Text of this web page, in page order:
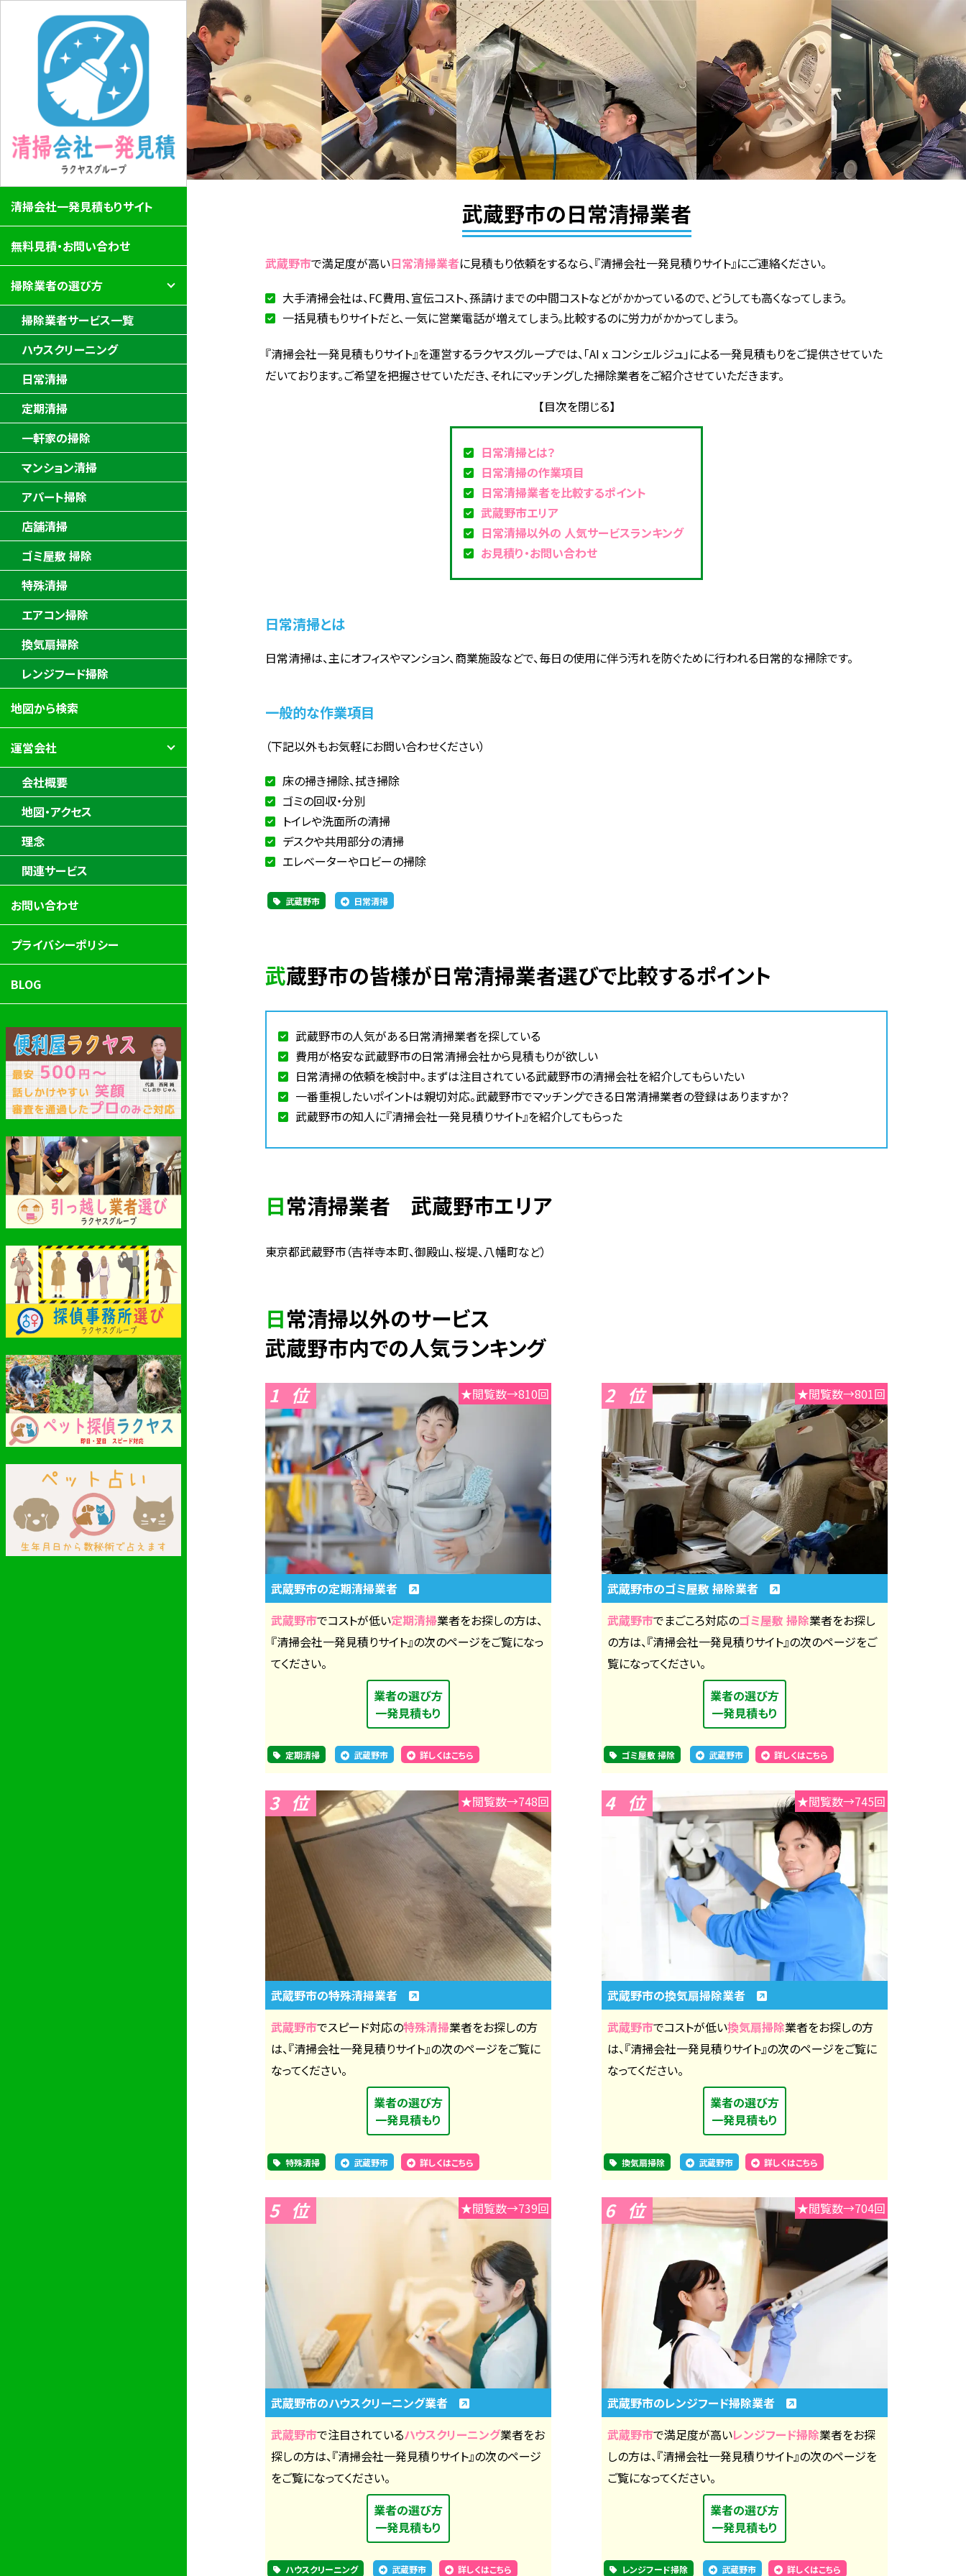
武蔵野市の日常清掃業者
武蔵野市で満足度が高い日常清掃業者に見積もり依頼をするなら、『清掃会社一発見積りサイト』にご連絡ください。
大手清掃会社は、FC費用、宣伝コスト、孫請けまでの中間コストなどがかかっているので、どうしても高くなってしまう。
一括見積もりサイトだと、一気に営業電話が増えてしまう。比較するのに労力がかかってしまう。
『清掃会社一発見積もりサイト』を運営するラクヤスグループでは、「AI x コンシェルジュ」による一発見積もりをご提供させていた
だいております。ご希望を把握させていただき、それにマッチングした掃除業者をご紹介させていただきます。
日常清掃とは？
日常清掃の作業項目
日常清掃業者を比較するポイント
武蔵野市エリア
日常清掃以外の 人気サービスランキング
お見積り・お問い合わせ
日常清掃とは
日常清掃は、主にオフィスやマンション、商業施設などで、毎日の使用に伴う汚れを防ぐために行われる日常的な掃除です。
一般的な作業項目
（下記以外もお気軽にお問い合わせください）
床の掃き掃除、拭き掃除
ゴミの回収・分別
トイレや洗面所の清掃
デスクや共用部分の清掃
エレベーターやロビーの掃除
武蔵野市 日常清掃
武蔵野市の皆様が日常清掃業者選びで比較するポイント
武蔵野市の人気がある日常清掃業者を探している
費用が格安な武蔵野市の日常清掃会社から見積もりが欲しい
日常清掃の依頼を検討中。まずは注目されている武蔵野市の清掃会社を紹介してもらいたい
一番重視したいポイントは親切対応。武蔵野市でマッチングできる日常清掃業者の登録はありますか？
武蔵野市の知人に『清掃会社一発見積りサイト』を紹介してもらった
日常清掃業者 武蔵野市エリア
東京都武蔵野市（吉祥寺本町、御殿山、桜堤、八幡町など）
日常清掃以外のサービス
武蔵野市内での人気ランキング
1 ★閲覧数→810回
武蔵野市の定期清掃業者
武蔵野市でコストが低い定期清掃業者をお探しの方は、
『清掃会社一発見積りサイト』の次のページをご覧になっ
てください。
業者の選び方
一発見積もり
定期清掃 武蔵野市 詳しくはこちら
2 ★閲覧数→801回
武蔵野市のゴミ屋敷 掃除業者
武蔵野市でまごころ対応のゴミ屋敷 掃除業者をお探し
の方は、『清掃会社一発見積りサイト』の次のページをご
覧になってください。
業者の選び方
一発見積もり
ゴミ屋敷 掃除 武蔵野市 詳しくはこちら
3 ★閲覧数→748回
武蔵野市の特殊清掃業者
武蔵野市でスピード対応の特殊清掃業者をお探しの方
は、『清掃会社一発見積りサイト』の次のページをご覧に
なってください。
業者の選び方
一発見積もり
特殊清掃 武蔵野市 詳しくはこちら
4 ★閲覧数→745回
武蔵野市の換気扇掃除業者
武蔵野市でコストが低い換気扇掃除業者をお探しの方
は、『清掃会社一発見積りサイト』の次のページをご覧に
なってください。
業者の選び方
一発見積もり
換気扇掃除 武蔵野市 詳しくはこちら
5 ★閲覧数→739回
武蔵野市のハウスクリーニング業者
武蔵野市で注目されているハウスクリーニング業者をお
探しの方は、『清掃会社一発見積りサイト』の次のページ
をご覧になってください。
業者の選び方
一発見積もり
ハウスクリーニング 武蔵野市 詳しくはこちら
6 ★閲覧数→704回
武蔵野市のレンジフード掃除業者
武蔵野市で満足度が高いレンジフード掃除業者をお探
しの方は、『清掃会社一発見積りサイト』の次のページを
ご覧になってください。
業者の選び方
一発見積もり
レンジフード掃除 武蔵野市 詳しくはこちら
清掃会社一発見積もりサイト
無料見積・お問い合わせ
掃除業者の選び方
掃除業者サービス一覧
ハウスクリーニング
日常清掃
定期清掃
一軒家の掃除
マンション清掃
アパート掃除
店舗清掃
ゴミ屋敷 掃除
特殊清掃
エアコン掃除
換気扇掃除
レンジフード掃除
地図から検索
運営会社
会社概要
地図・アクセス
理念
関連サービス
お問い合わせ
プライバシーポリシー
BLOG